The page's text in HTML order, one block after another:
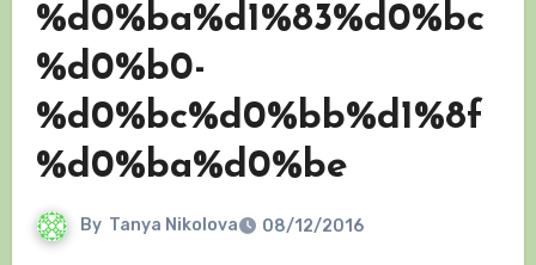
%d0%ba%d1%83%d0%bc
%d0%b0-
%d0%bc%d0%bb%d1%8f
%d0%ba%d0%be
By Tanya Nikolova 08/12/2016